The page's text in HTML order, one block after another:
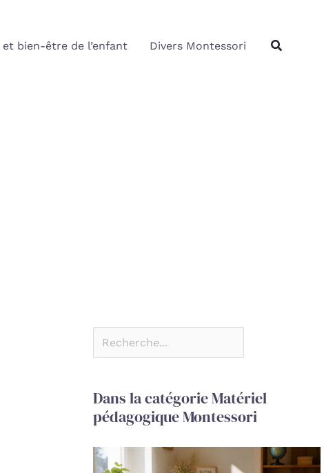
et bien-être de l’enfant Divers Montessori
Dans la catégorie Matériel
pédagogique Montessori